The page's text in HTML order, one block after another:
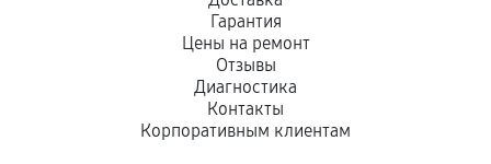
Гарантия
Цены на ремонт
Отзывы
Диагностика
Контакты
Корпоративным клиентам